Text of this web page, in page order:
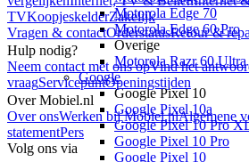
Motorola Edge 70
Motorola Edge 60 Pro
Overige
Motorola Razr 60 Ultra
Google
Google Pixel 10
Google Pixel 10a
Google Pixel 10 Pro
Google Pixel 10 Pro
Google Pixel 10
TVKoopjeskelderZakelijk
Vragen & contactOrderstatusRetour &
Hulp nodig?
Neem contact met ons opVind het
vraagServicepuntOpeningstijden
Over Mobiel.nl
Over onsWerken bij Mobiel.nlAlgemene
statementPers
Volg ons via